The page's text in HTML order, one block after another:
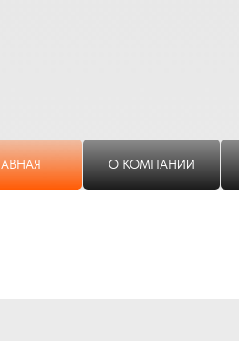
О КОМПАНИИ